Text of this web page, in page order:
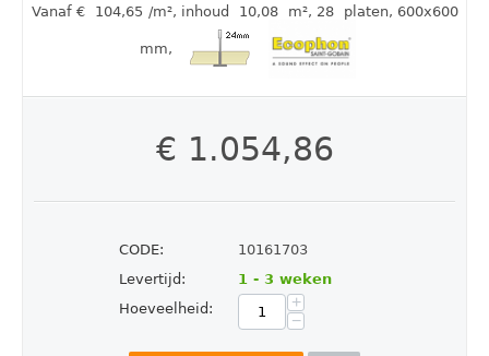
Vanaf € 104,65 /m², inhoud 10,08 m², 28 platen, 600x600
mm,
€ 1.054,86
CODE:
10161703
Levertijd:
1 - 3 weken
Hoeveelheid:
+
−